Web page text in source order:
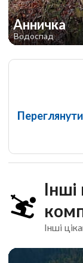
Анничка
Водоспад
Інші